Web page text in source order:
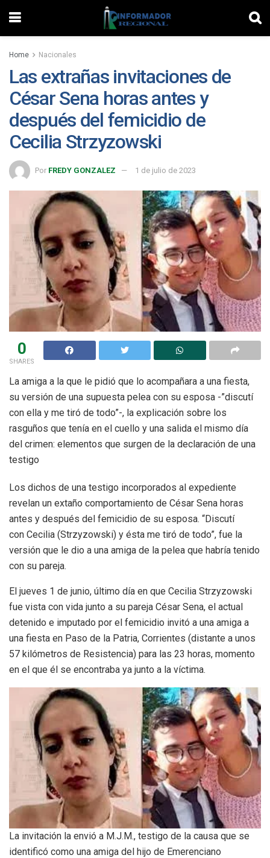
Home Nacionales
Las extrañas invitaciones de
César Sena horas antes y
después del femicidio de
Cecilia Strzyzowski
Por FREDY GONZALEZ 1 de julio de 2023
0
SHARES
La amiga a la que le pidió que lo acompañara a una fiesta,
su versión de una supuesta pelea con su esposa -”discutí
con ella y me tiró de todo”-, la explicación sobre los
rasguños que tenía en el cuello y una salida el mismo día
del crimen: elementos que surgen de la declaración de una
testigo
Los dichos de una testigo incorporados al expediente
revelan un extaño comportamiento de César Sena horas
antes y después del femicidio de su esposa. “Discutí
con Cecilia (Strzyzowski) y ésta me tiró de todo”, fue la
versión que le dio a una amiga de la pelea que habría tenido
con su pareja.
El jueves 1 de junio, último día en que Cecilia Strzyzowski
fue vista con vida junto a su pareja César Sena, el actual
detenido e imputado por el femicidio invitó a una amiga a
una fiesta en Paso de la Patria, Corrientes (distante a unos
57 kilómetros de Resistencia) para las 23 horas, momento
en el que él se encontraba ya junto a la víctima.
La invitación la envió a M.J.M., testigo de la causa que se
identificó como una amiga del hijo de Emerenciano